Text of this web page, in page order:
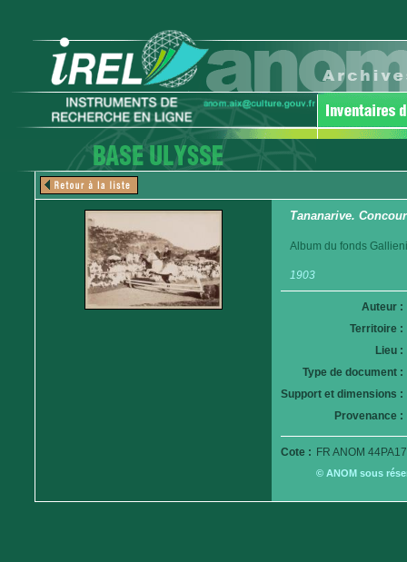
Tananarive.
Album du fonds
1903
Auteur :
Territoire :
Lieu :
Type de document :
Support et dimensions :
Provenance :
Cote : FR ANOM
© ANOM sous